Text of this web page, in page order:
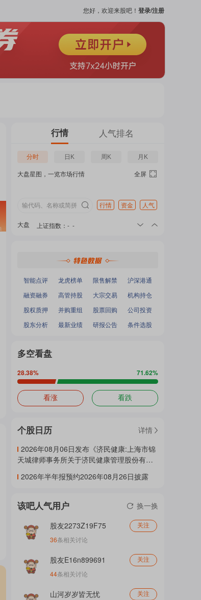
您好，欢迎来股吧！ 登录/注册
行情 人气排名
分时 日K 周K 月K
大盘星图，一览市场行情 全屏
行情 资金 人气
大盘 上证指数 ： - -
：- -
智能点评 龙虎榜单 限售解禁
沪深港通
融资融券
高管持股 大宗交易
机构持仓
股权质押
并购重组 股票回购
公司投资
股东分析
最新业绩 研报公告 条件选股
多空看盘
28.38% 71.62%
看涨 看跌
个股日历
详情
2026年08月06日发布《济民健康:上海市锦
天城律师事务所关于济民健康管理股份有限
书》等2条公告
2026年半年报预约2026年08月26日披露
该吧人气用户 换一换
股友2273Z19F75 关注
36条相关讨论
股友E16n899691 关注
44条相关讨论
山河岁岁皆无忧 关注